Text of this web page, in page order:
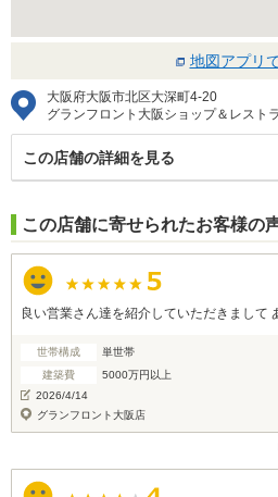
地図アプリ
大阪府大阪市北区大深町4-20
グランフロント大阪ショップ＆レスト
この店舗の詳細を見る
この店舗に寄せられたお客様の
良い営業さん達を紹介していただきまして
世帯構成
単世帯
建築費
5000万円以上
2026/4/14
グランフロント大阪店